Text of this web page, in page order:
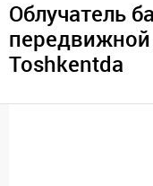
Облучатель
Toshkentda